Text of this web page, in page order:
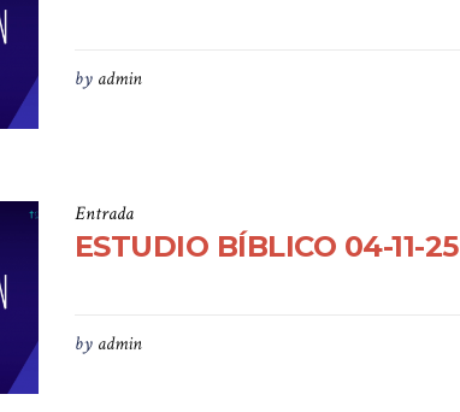
by admin
Entrada
ESTUDIO BÍBLICO 04-11-25
by admin